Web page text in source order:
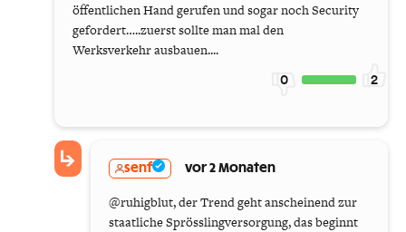
öffentlichen Hand gerufen und sogar noch Security
gefordert…..zuerst sollte man mal den
Werksverkehr ausbauen....
0 2
senf vor 2 Monaten
@ruhigblut, der Trend geht anscheinend zur
staatliche Sprösslingversorgung, das beginnt